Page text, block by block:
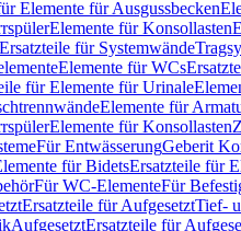
Elemente für Ausgussbecken
Elemente für Konsollasten
Ersatzteile für Systemwände
Elemente für WCs
für Elemente für Urinale
Elemente für
Elemente für Konsollasten
Für EntwässerungGeberit
für BidetsErsatzteile für
Für WC-ElementeFür
Ersatzteile für AufgesetztTief-
AufgesetztErsatzteile für